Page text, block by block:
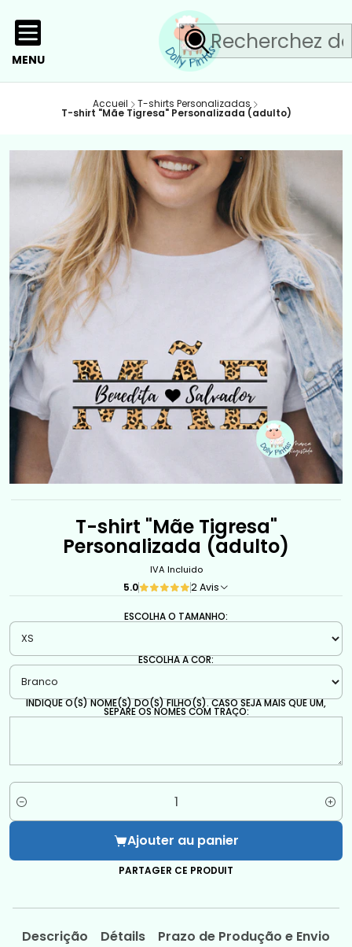
MENU
Accueil T-shirts Personalizadas
T-shirt "Mãe Tigresa" Personalizada (adulto)
T-shirt "Mãe Tigresa"
Personalizada (adulto)
IVA Incluido
5.0 2 Avis
ESCOLHA O TAMANHO:
ESCOLHA A COR:
INDIQUE O(S) NOME(S) DO(S) FILHO(S). CASO SEJA MAIS QUE UM,
SEPARE OS NOMES COM TRAÇO:
Quantité
Ajouter au panier
PARTAGER CE PRODUIT
Descrição Détails Prazo de Produção e Envio